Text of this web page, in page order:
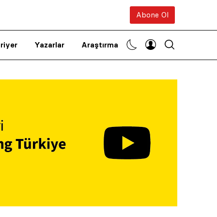
Abone Ol
Yazarlar Araştırma